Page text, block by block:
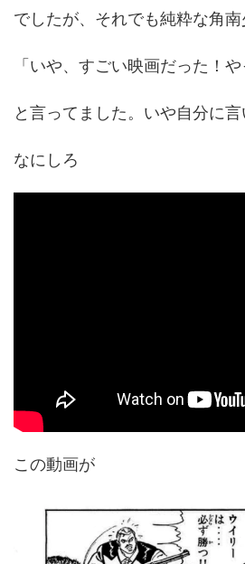
でしたが、それでも純粋な角南
「いや、すごい映画だった！
と言ってました。いや自分に言
なにしろ
この動画が